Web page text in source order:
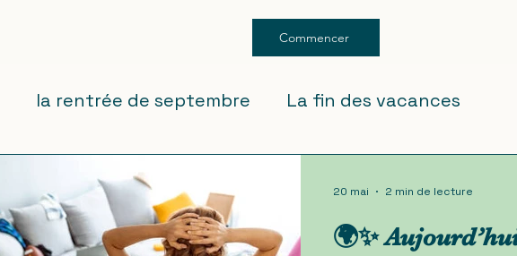
Commencer
la rentrée de septembre La fin des vacances
🌍✨
20 mai 2 min de lecture